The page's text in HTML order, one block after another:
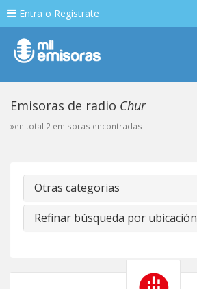
Entra o Registrate
Emisoras de radio Chur
»en total 2 emisoras encontradas
Otras categorias
Refinar búsqueda por ubicación